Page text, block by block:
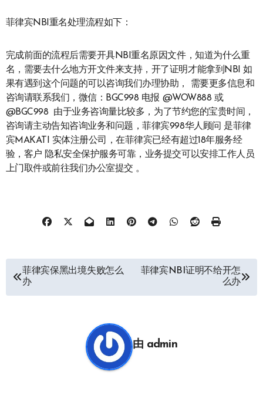
菲律宾NBI重名处理流程如下：
完成前面的流程后需要开具NBI重名原因文件，知道为什么重
名，需要去什么地方开文件来支持，开了证明才能拿到NBI 如
果有遇到这个问题的可以咨询我们办理协助， 需要更多信息和
咨询请联系我们，微信：BGC998 电报 @WOW888 或
@BGC998 由于业务咨询量比较多，为了节约您的宝贵时间，
咨询请主动告知咨询业务和问题，菲律宾998华人顾问 是菲律
宾MAKATI 实体注册公司，在菲律宾已经有超过18年服务经
验，客户 隐私安全保护服务可靠，业务提交可以安排工作人员
上门取件或前往我们办公室提交 。
菲律宾保黑出境失败怎么
办
菲律宾NBI证明不给开怎
么办
由 admin